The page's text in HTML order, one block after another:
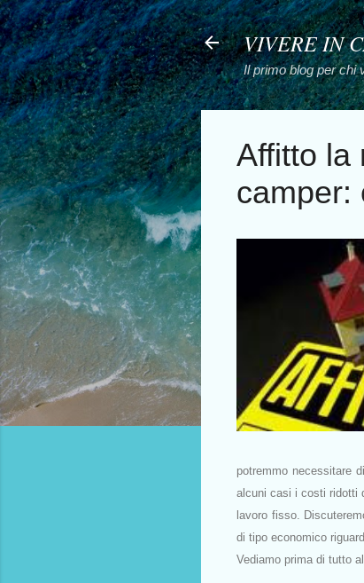
VIVERE IN
Il primo blog per chi
Affitto la
camper:
potremmo necessitare
alcuni casi i costi ridotti
lavoro fisso.
di tipo economico
Vediamo prima di tutto